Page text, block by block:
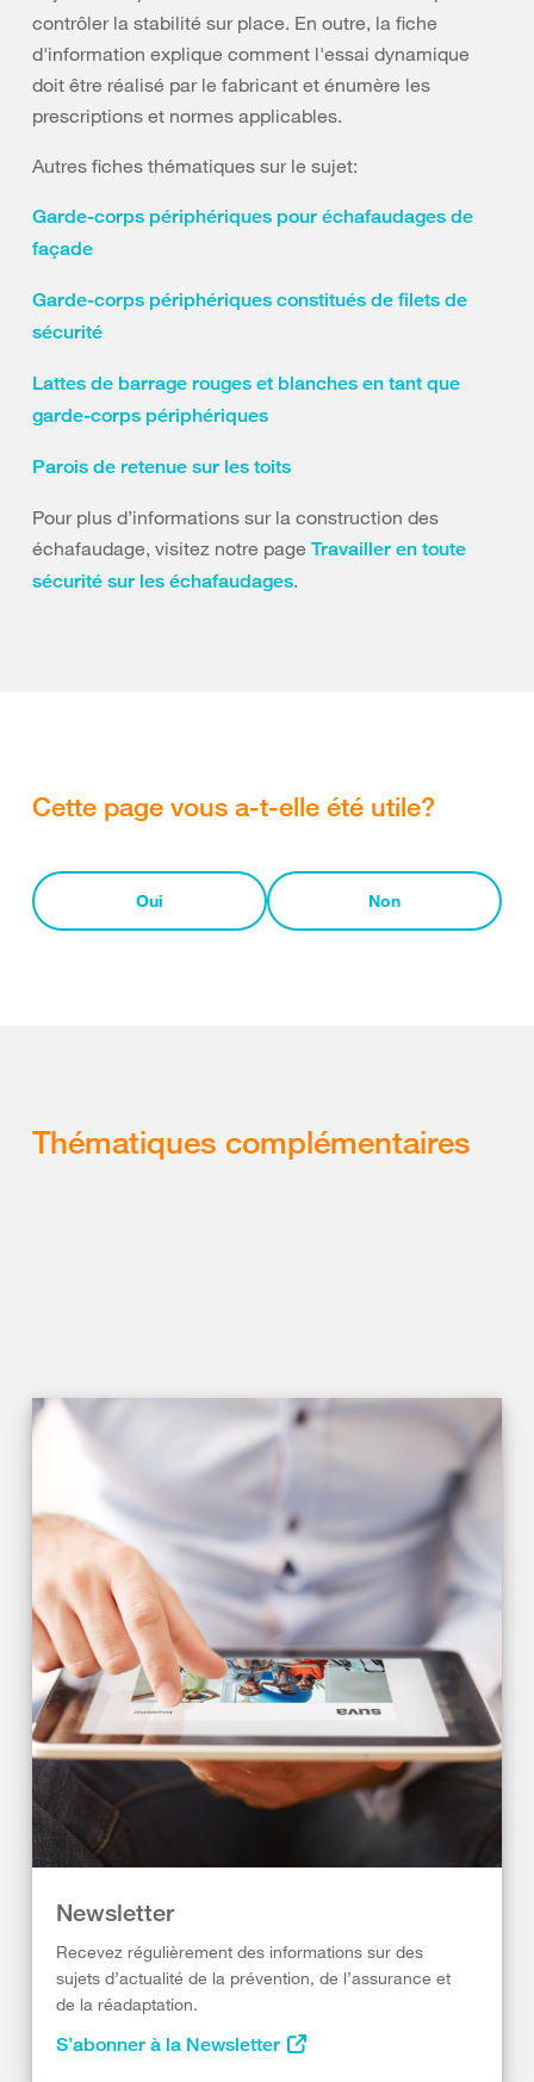
contrôler la stabilité sur place. En outre, la fiche
d'information explique comment l'essai dynamique
doit être réalisé par le fabricant et énumère les
prescriptions et normes applicables.
Autres fiches thématiques sur le sujet:
Garde-corps périphériques pour échafaudages de
façade
Garde-corps périphériques constitués de filets de
sécurité
Lattes de barrage rouges et blanches en tant que
garde-corps périphériques
Parois de retenue sur les toits
Pour plus d’informations sur la construction des
échafaudage, visitez notre page Travailler en toute
sécurité sur les échafaudages.
Cette page vous a-t-elle été utile?
Oui Non
Thématiques complémentaires
Newsletter
Recevez régulièrement des informations sur des
sujets d’actualité de la prévention, de l’assurance et
de la réadaptation.
S’abonner à la Newsletter